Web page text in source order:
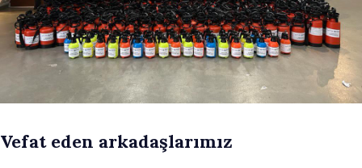
Vefat eden arkadaşlarımız